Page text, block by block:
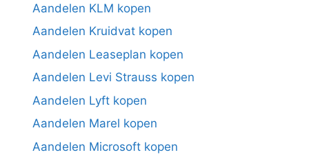
Aandelen KLM kopen
Aandelen Kruidvat kopen
Aandelen Leaseplan kopen
Aandelen Levi Strauss kopen
Aandelen Lyft kopen
Aandelen Marel kopen
Aandelen Microsoft kopen